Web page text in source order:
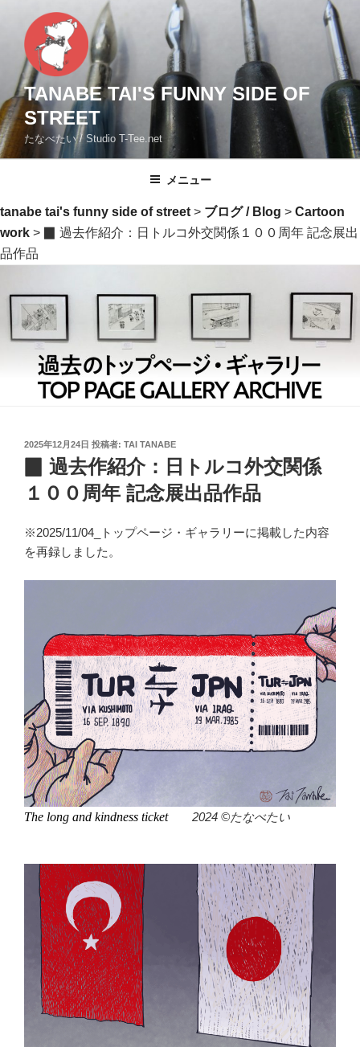
へ
ス
キ
ッ
TANABE TAI'S FUNNY SIDE OF
STREET
たなべたい / Studio T-Tee.net
メニュー
tanabe tai's funny side of street > ブログ / Blog > Cartoon
work >
▉ 過去作紹介：日トルコ外交関係１００周年 記念展出
品作品
投
稿
2025年12月24日 投稿者: TAI TANABE
▉ 過去作紹介：日トルコ外交関係
１００周年 記念展出品作品
※2025/11/04_トップページ・ギャラリーに掲載した内容
を再録しました。
The long and kindness ticket2024 ©たなべたい